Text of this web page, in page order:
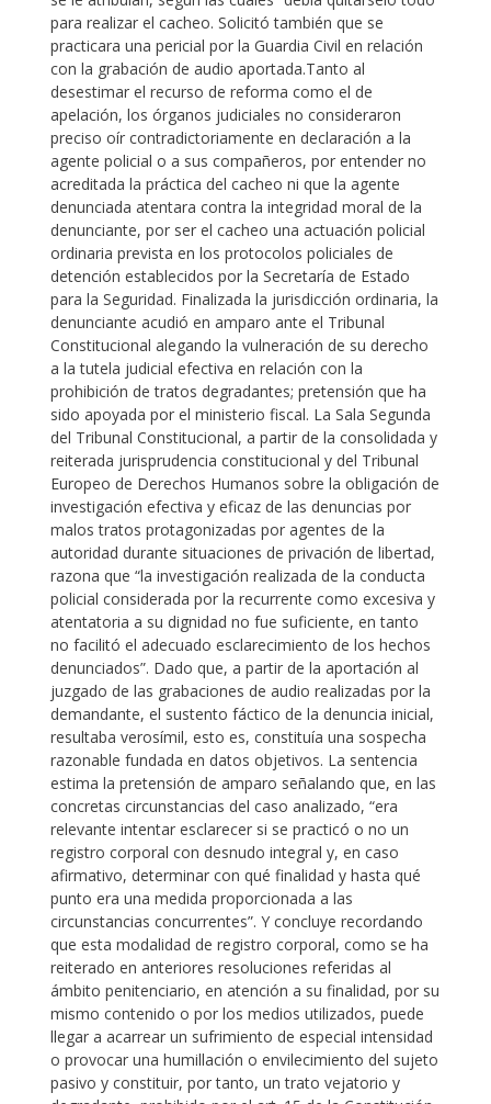
para realizar el cacheo. Solicitó también que se
practicara una pericial por la Guardia Civil en relación
con la grabación de audio aportada.Tanto al
desestimar el recurso de reforma como el de
apelación, los órganos judiciales no consideraron
preciso oír contradictoriamente en declaración a la
agente policial o a sus compañeros, por entender no
acreditada la práctica del cacheo ni que la agente
denunciada atentara contra la integridad moral de la
denunciante, por ser el cacheo una actuación policial
ordinaria prevista en los protocolos policiales de
detención establecidos por la Secretaría de Estado
para la Seguridad. Finalizada la jurisdicción ordinaria, la
denunciante acudió en amparo ante el Tribunal
Constitucional alegando la vulneración de su derecho
a la tutela judicial efectiva en relación con la
prohibición de tratos degradantes; pretensión que ha
sido apoyada por el ministerio fiscal. La Sala Segunda
del Tribunal Constitucional, a partir de la consolidada y
reiterada jurisprudencia constitucional y del Tribunal
Europeo de Derechos Humanos sobre la obligación de
investigación efectiva y eficaz de las denuncias por
malos tratos protagonizadas por agentes de la
autoridad durante situaciones de privación de libertad,
razona que “la investigación realizada de la conducta
policial considerada por la recurrente como excesiva y
atentatoria a su dignidad no fue suficiente, en tanto
no facilitó el adecuado esclarecimiento de los hechos
denunciados”. Dado que, a partir de la aportación al
juzgado de las grabaciones de audio realizadas por la
demandante, el sustento fáctico de la denuncia inicial,
resultaba verosímil, esto es, constituía una sospecha
razonable fundada en datos objetivos. La sentencia
estima la pretensión de amparo señalando que, en las
concretas circunstancias del caso analizado, “era
relevante intentar esclarecer si se practicó o no un
registro corporal con desnudo integral y, en caso
afirmativo, determinar con qué finalidad y hasta qué
punto era una medida proporcionada a las
circunstancias concurrentes”. Y concluye recordando
que esta modalidad de registro corporal, como se ha
reiterado en anteriores resoluciones referidas al
ámbito penitenciario, en atención a su finalidad, por su
mismo contenido o por los medios utilizados, puede
llegar a acarrear un sufrimiento de especial intensidad
o provocar una humillación o envilecimiento del sujeto
pasivo y constituir, por tanto, un trato vejatorio y